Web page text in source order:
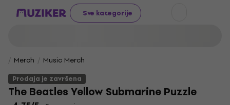
Sve kategorije
Merch
Music Merch
Prodaja je završena
The Beatles Yellow Submarine Puzzle